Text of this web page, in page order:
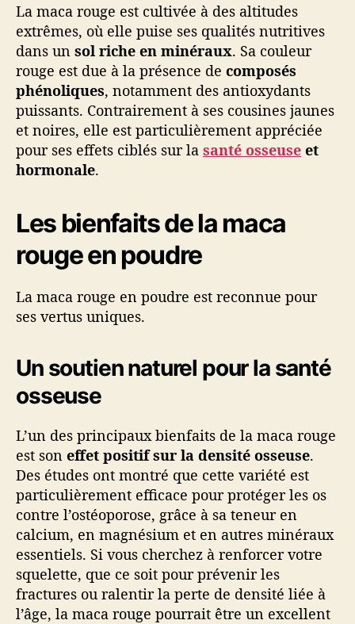
La maca rouge est cultivée à des altitudes
extrêmes, où elle puise ses qualités nutritives
dans un sol riche en minéraux. Sa couleur
rouge est due à la présence de composés
phénoliques, notamment des antioxydants
puissants. Contrairement à ses cousines jaunes
et noires, elle est particulièrement appréciée
pour ses effets ciblés sur la santé osseuse et
hormonale.
Les bienfaits de la maca
rouge en poudre
La maca rouge en poudre est reconnue pour
ses vertus uniques.
Un soutien naturel pour la santé
osseuse
L’un des principaux bienfaits de la maca rouge
est son effet positif sur la densité osseuse.
Des études ont montré que cette variété est
particulièrement efficace pour protéger les os
contre l’ostéoporose, grâce à sa teneur en
calcium, en magnésium et en autres minéraux
essentiels. Si vous cherchez à renforcer votre
squelette, que ce soit pour prévenir les
fractures ou ralentir la perte de densité liée à
l’âge, la maca rouge pourrait être un excellent